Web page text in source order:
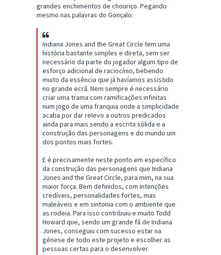
grandes enchimentos de chouriço. Pegando
mesmo nas palavras do Gonçalo:
Indiana Jones and the Great Circle tem uma
história bastante simples e direta, sem ser
necessário da parte do jogador algum tipo de
esforço adicional de raciocínio, bebendo
muito da essência que já havíamos assistido
no grande ecrã. Nem sempre é necessário
criar uma trama com ramificações infinitas
num jogo de uma franquia onde a simplicidade
acaba por dar relevo a outros predicados
ainda para mais sendo a escrita sólida e a
construção das personagens e do mundo um
dos pontos mais fortes.
E é precisamente neste ponto em específico
da construção das personagens que Indiana
Jones and the Great Circle, para mim, na sua
maior força. Bem definidos, com intenções
credíveis, personalidades fortes, mas
maleáveis e em sintonia com o ambiente que
as rodeia. Para isso contribuiu e muito Todd
Howard que, sendo um grande fã de Indiana
Jones, conseguiu com sucesso estar na
génese de todo este projeto e escolher as
pessoas certas para o desenvolver.